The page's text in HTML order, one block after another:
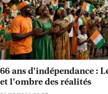
66 ans d'indépendance :
et l'ombre des réalités